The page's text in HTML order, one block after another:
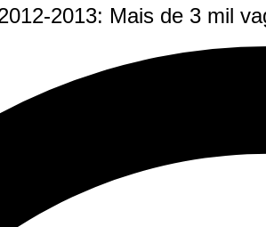
2013: Mais de 3 mil